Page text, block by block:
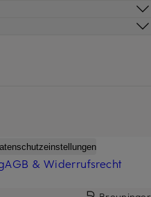
AGB & Widerrufsrecht